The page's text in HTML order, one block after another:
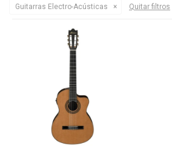
Guitarras Electro-Acústicas
Quitar filtros